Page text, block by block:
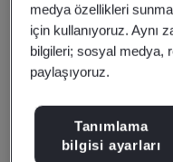
Iuliu Maniu
Campus 6.2
medya özellikleri
için kullanıyoruz. Aynı
bilgileri; sosyal medya,
paylaşıyoruz.
Tanımlama
bilgisi ayarları